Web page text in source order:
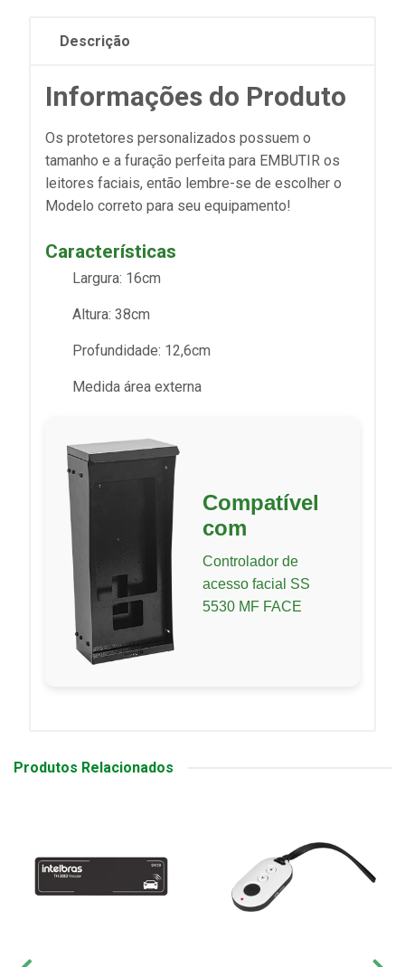
Descrição
Informações do Produto
Os protetores personalizados possuem o
tamanho e a furação perfeita para EMBUTIR os
leitores faciais, então lembre-se de escolher o
Modelo correto para seu equipamento!
Características
Largura: 16cm
Altura: 38cm
Profundidade: 12,6cm
Medida área externa
Compatível
com
Controlador de
acesso facial SS
5530 MF FACE
Produtos Relacionados